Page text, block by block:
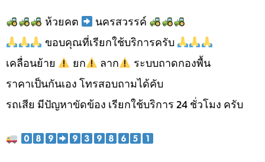
ห้วยคต
นครสวรรค์
ขอบคุณที่เรียกใช้บริการครับ
เคลื่อนย้าย
ยก ลาก
ระบบถาดกองพื้น
ราคาเป็นกันเอง โทรสอบถามได้คับ
รถเสีย มีปัญหาขัดข้อง เรียกใช้บริการ 24 ชั่วโมง ครับ